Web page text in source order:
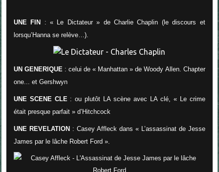
UNE FIN
: « Le Dictateur » de Charlie Chaplin (le discours et
lorsqu’Hanna se relève…).
UN GENERIQUE : celui de « Manhattan » de Woody Allen. Chapter
one... et Gershwyn
UNE SCENE CLE : ou plutôt LA scène avec LA clé, « Le crime
était presque parfait » d’Hitchcock
UNE REVELATION : Casey Affleck dans « L’assassinat de Jesse
James par le lâche Robert Ford ».